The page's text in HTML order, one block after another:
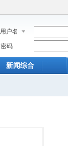
用户名
密码
新闻综合